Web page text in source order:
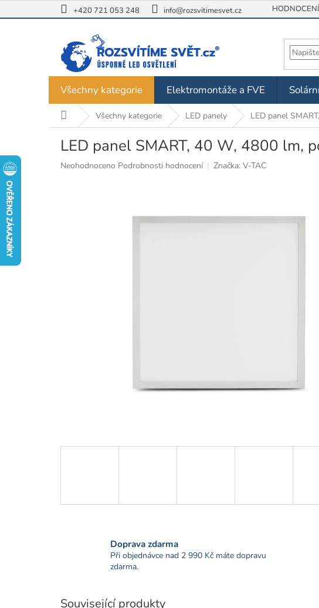
na
+420 721 053 248 info@rozsvitimesvet.cz
Všechny kategorie Elektromontáže a FVE
Domů Všechny kategorie LED panely LED panel
LED panel SMART, 40 W, 4800 lm,
Průměrné
Neohodnoceno Podrobnosti hodnocení Značka: V-TAC
Doprava zdarma
Při objednávce nad 2 990 Kč máte dopravu
zdarma.
Související produkty